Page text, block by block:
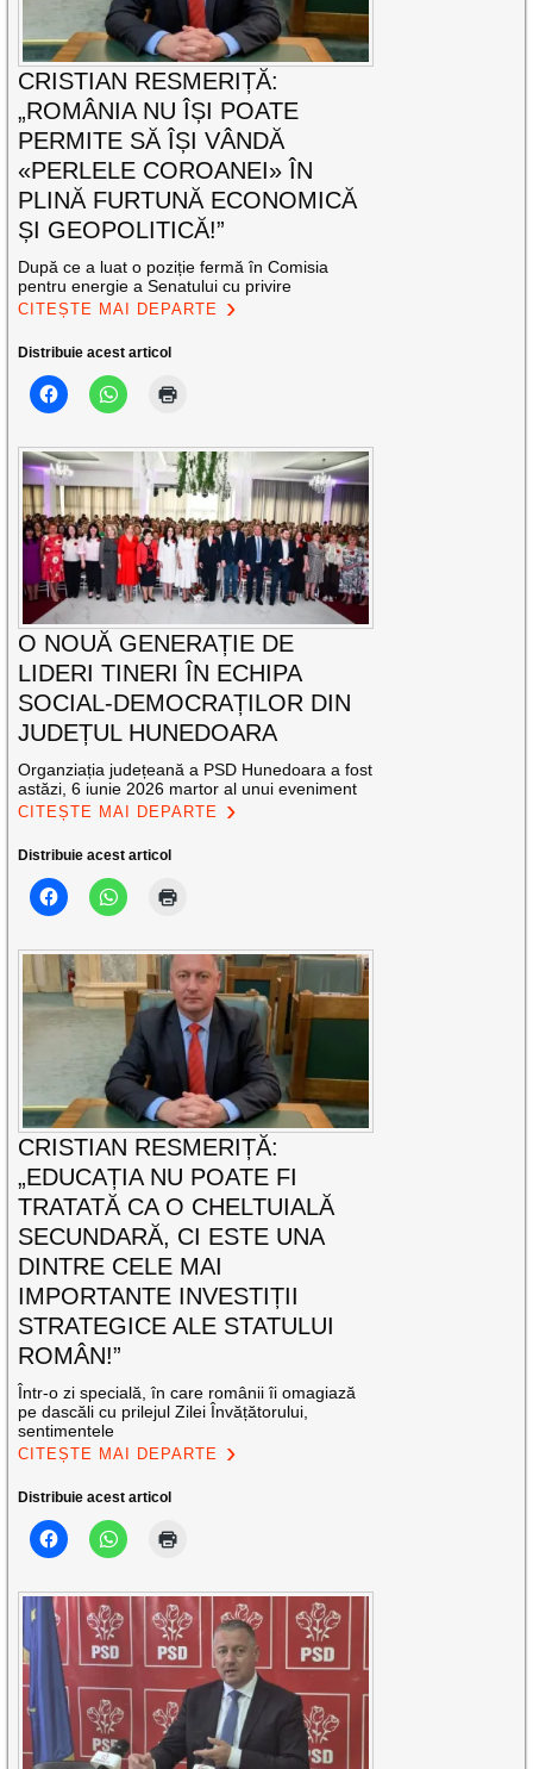
CRISTIAN RESMERIȚĂ:
„ROMÂNIA NU ÎȘI POATE
PERMITE SĂ ÎȘI VÂNDĂ
«PERLELE COROANEI» ÎN
PLINĂ FURTUNĂ ECONOMICĂ
ȘI GEOPOLITICĂ!”
După ce a luat o poziție fermă în Comisia
pentru energie a Senatului cu privire
CITEȘTE MAI DEPARTE
Distribuie acest articol
O NOUĂ GENERAȚIE DE
LIDERI TINERI ÎN ECHIPA
SOCIAL-DEMOCRAȚILOR DIN
JUDEȚUL HUNEDOARA
Organziația județeană a PSD Hunedoara a fost
astăzi, 6 iunie 2026 martor al unui eveniment
CITEȘTE MAI DEPARTE
Distribuie acest articol
CRISTIAN RESMERIȚĂ:
„EDUCAȚIA NU POATE FI
TRATATĂ CA O CHELTUIALĂ
SECUNDARĂ, CI ESTE UNA
DINTRE CELE MAI
IMPORTANTE INVESTIȚII
STRATEGICE ALE STATULUI
ROMÂN!”
Într-o zi specială, în care românii îi omagiază
pe dascăli cu prilejul Zilei Învățătorului,
sentimentele
CITEȘTE MAI DEPARTE
Distribuie acest articol